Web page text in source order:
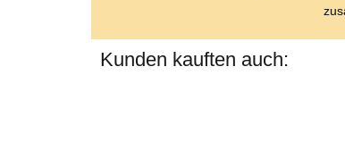
Kunden kauften auch: